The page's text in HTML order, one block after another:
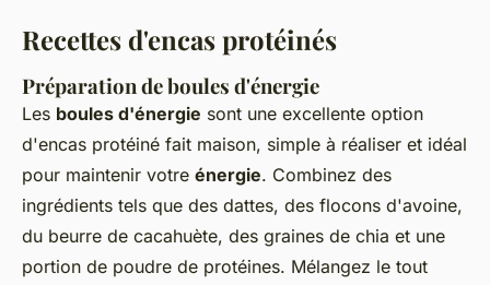
Recettes d'encas protéinés
Préparation de boules d'énergie
Les boules d'énergie sont une excellente option
d'encas protéiné fait maison, simple à réaliser et idéal
pour maintenir votre énergie. Combinez des
ingrédients tels que des dattes, des flocons d'avoine,
du beurre de cacahuète, des graines de chia et une
portion de poudre de protéines. Mélangez le tout